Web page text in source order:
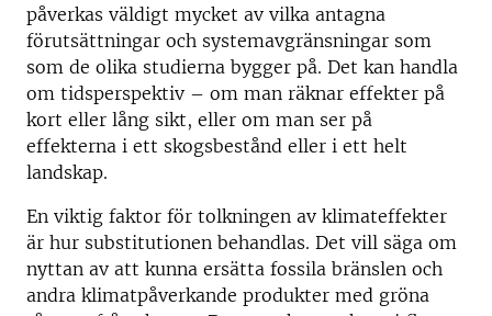
påverkas väldigt mycket av vilka antagna
förutsättningar och systemavgränsningar som
som de olika studierna bygger på. Det kan handla
om tidsperspektiv – om man räknar effekter på
kort eller lång sikt, eller om man ser på
effekterna i ett skogsbestånd eller i ett helt
landskap.
En viktig faktor för tolkningen av klimateffekter
är hur substitutionen behandlas. Det vill säga om
nyttan av att kunna ersätta fossila bränslen och
andra klimatpåverkande produkter med gröna